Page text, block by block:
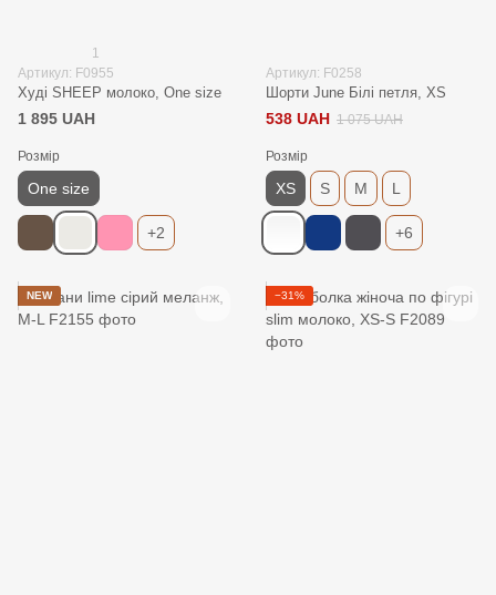
1
Артикул: F0955
Худі SHEEP молоко, One size
1 895 UAH
Розмір
One size
+2
Артикул: F0258
Шорти June Білі петля, XS
538 UAH 1 075 UAH
Розмір
XS S M L
+6
NEW −31%